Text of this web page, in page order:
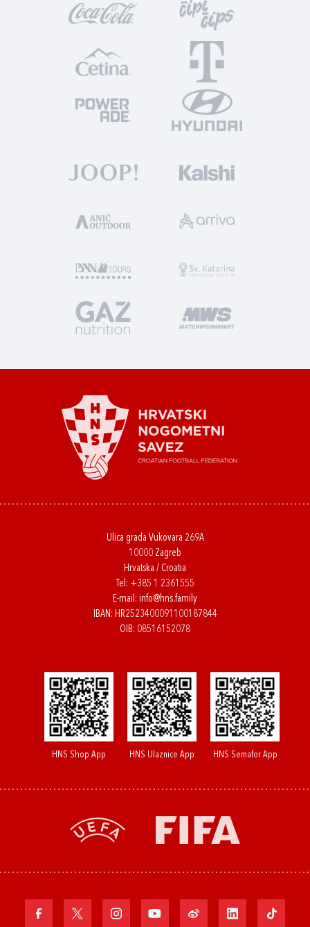
Ulica grada Vukovara 269A
10000 Zagreb
Hrvatska / Croatia
Tel: +385 1 2361555
E-mail: info@hns.family
IBAN: HR2523400091100187844
OIB: 08516152078
HNS Shop App HNS Ulaznice App HNS Semafor App